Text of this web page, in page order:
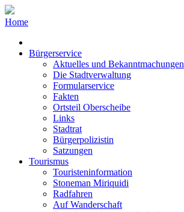
Home
Bürgerservice
Aktuelles und Bekanntmachungen
Die Stadtverwaltung
Formularservice
Fakten
Ortsteil Oberscheibe
Links
Stadtrat
Bürgerpolizistin
Satzungen
Tourismus
Touristeninformation
Stoneman Miriquidi
Radfahren
Auf Wanderschaft